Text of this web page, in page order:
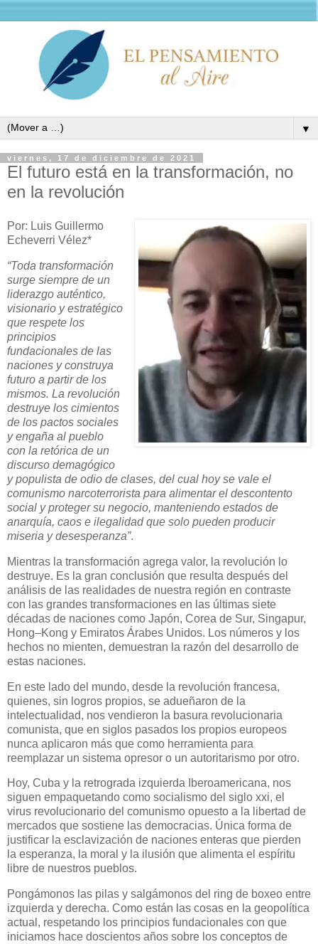
▼
viernes, 17 de diciembre de 2021
El futuro está en la transformación, no
en la revolución
Por: Luis Guillermo
Echeverri Vélez*
“Toda transformación
surge siempre de un
liderazgo auténtico,
visionario y estratégico
que respete los
principios
fundacionales de las
naciones y construya
futuro a partir de los
mismos. La revolución
destruye los cimientos
de los pactos sociales
y engaña al pueblo
con la retórica de un
discurso demagógico
y populista de odio de clases, del cual hoy se vale el
comunismo narcoterrorista para alimentar el descontento
social y proteger su negocio, manteniendo estados de
anarquía, caos e ilegalidad que solo pueden producir
miseria y desesperanza”.
Mientras la transformación agrega valor, la revolución lo
destruye. Es la gran conclusión que resulta después del
análisis de las realidades de nuestra región en contraste
con las grandes transformaciones en las últimas siete
décadas de naciones como Japón, Corea de Sur, Singapur,
Hong–Kong y Emiratos Árabes Unidos. Los números y los
hechos no mienten, demuestran la razón del desarrollo de
estas naciones.
En este lado del mundo, desde la revolución francesa,
quienes, sin logros propios, se adueñaron de la
intelectualidad, nos vendieron la basura revolucionaria
comunista, que en siglos pasados los propios europeos
nunca aplicaron más que como herramienta para
reemplazar un sistema opresor o un autoritarismo por otro.
Hoy, Cuba y la retrograda izquierda Iberoamericana, nos
siguen empaquetando como socialismo del siglo xxi, el
virus revolucionario del comunismo opuesto a la libertad de
mercados que sostiene las democracias. Única forma de
justificar la esclavización de naciones enteras que pierden
la esperanza, la moral y la ilusión que alimenta el espíritu
libre de nuestros pueblos.
Pongámonos las pilas y salgámonos del ring de boxeo entre
izquierda y derecha. Como están las cosas en la geopolítica
actual, respetando los principios fundacionales con que
iniciamos hace doscientos años sobre los conceptos de